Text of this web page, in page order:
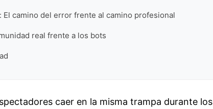
El camino del error frente al camino profesional
real frente a los bots
caer en la misma trampa durante